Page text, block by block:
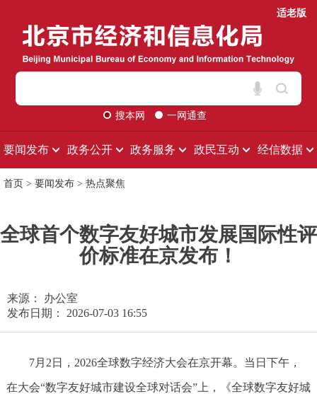
适老版
搜本网 一网通查
要闻发布 政务公开 政务服务 政民互动 经信数据
首页 > 要闻发布 > 热点聚焦
全球首个数字友好城市发展国际性评
价标准在京发布！
来源： 办公室
发布日期： 2026-07-03 16:55
7月2日，2026全球数字经济大会在京开幕。当日下午，
在大会“数字友好城市建设全球对话会”上，《全球数字友好城